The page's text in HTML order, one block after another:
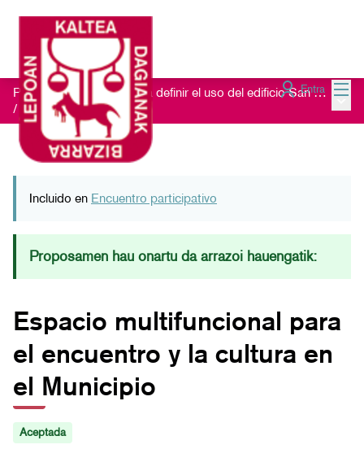
Entra
Proceso de escucha para definir el uso del edificio San Nikolas 23
/ Ideas recibidas
Incluido en Encuentro participativo
Proposamen hau onartu da arrazoi hauengatik:
Espacio multifuncional para
el encuentro y la cultura en
el Municipio
Aceptada